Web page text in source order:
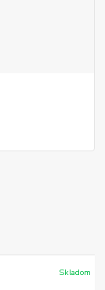
Skladom